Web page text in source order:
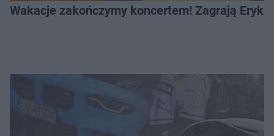
Wakacje zakończymy koncertem! Zagrają Eryk